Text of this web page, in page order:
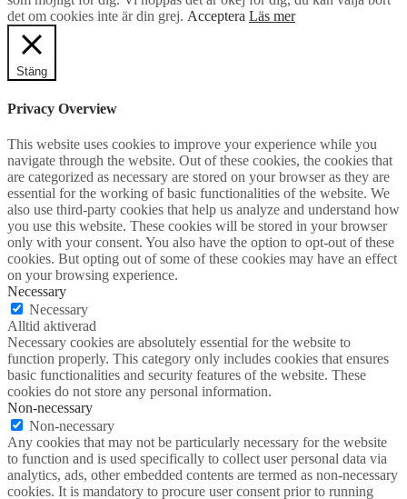
det om cookies inte är din grej. Acceptera Läs mer
Stäng
Privacy Overview
This website uses cookies to improve your experience while you
navigate through the website. Out of these cookies, the cookies that
are categorized as necessary are stored on your browser as they are
essential for the working of basic functionalities of the website. We
also use third-party cookies that help us analyze and understand how
you use this website. These cookies will be stored in your browser
only with your consent. You also have the option to opt-out of these
cookies. But opting out of some of these cookies may have an effect
on your browsing experience.
Necessary
Necessary
Alltid aktiverad
Necessary cookies are absolutely essential for the website to
function properly. This category only includes cookies that ensures
basic functionalities and security features of the website. These
cookies do not store any personal information.
Non-necessary
Non-necessary
Any cookies that may not be particularly necessary for the website
to function and is used specifically to collect user personal data via
analytics, ads, other embedded contents are termed as non-necessary
cookies. It is mandatory to procure user consent prior to running